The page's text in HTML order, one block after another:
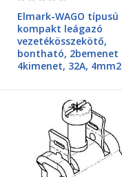
Elmark-WAGO típusú
kompakt leágazó
vezetékösszekötő,
bontható, 2bemenet
4kimenet, 32A, 4mm2